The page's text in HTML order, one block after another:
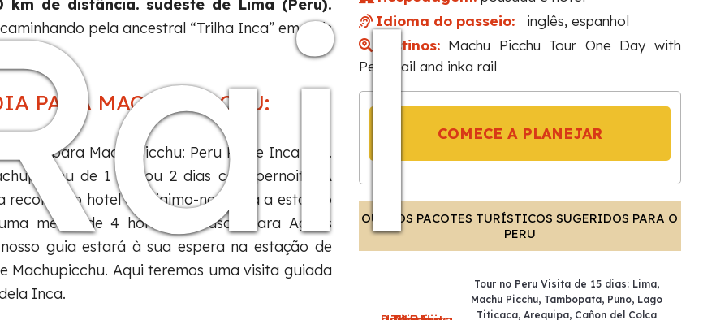
de distância. sudeste de Lima (Peru).
pela ancestral “Trilha Inca” em dois
Trem.
PARA MACHU PICCHU:
vão para Machupicchu: Peru Rail e Inca Rail.
de 1 dia ou 2 dias com pernoite. A
no hotel e dirigimo-nos para a estação
média de 4 horas de Cusco para Aguas
guia estará à sua espera na estação de
Machupicchu. Aqui teremos uma visita guiada
Inca.
Idioma do passeio:
inglês, espanhol
Destinos:Machu Picchu Tour One Day with
Peru Rail and inka rail
COMECE A PLANEJAR
OUTROS PACOTES TURÍSTICOS SUGERIDOS PARA O
PERU
Tour no Peru Visita de 15 dias: Lima,
Machu Picchu, Tambopata, Puno, Lago
Titicaca, Arequipa, Cañon del Colca